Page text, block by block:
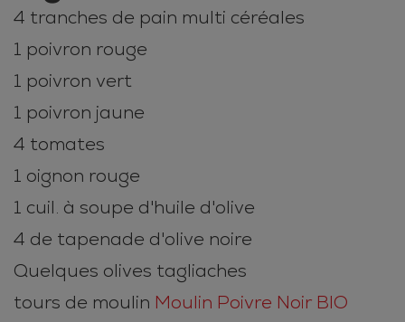
4 tranches de pain multi céréales
1 poivron rouge
1 poivron vert
1 poivron jaune
4 tomates
1 oignon rouge
1 cuil. à soupe d'huile d'olive
4 de tapenade d'olive noire
Quelques olives tagliaches
tours de moulin Moulin Poivre Noir BIO